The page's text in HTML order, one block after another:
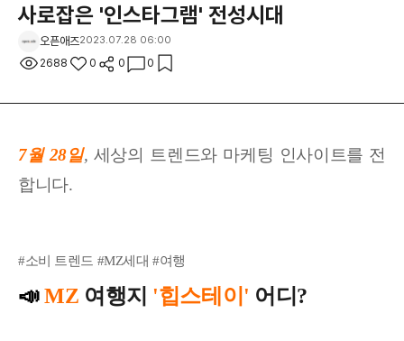
사로잡은 '인스타그램' 전성시대
오픈애즈2023.07.28 06:00
2688 0 0 0
7월 28일, 세상의 트렌드와 마케팅 인사이트를 전
합니다.
#소비 트렌드 #MZ세대 #여행
📣 MZ 여행지 '힙스테이' 어디?